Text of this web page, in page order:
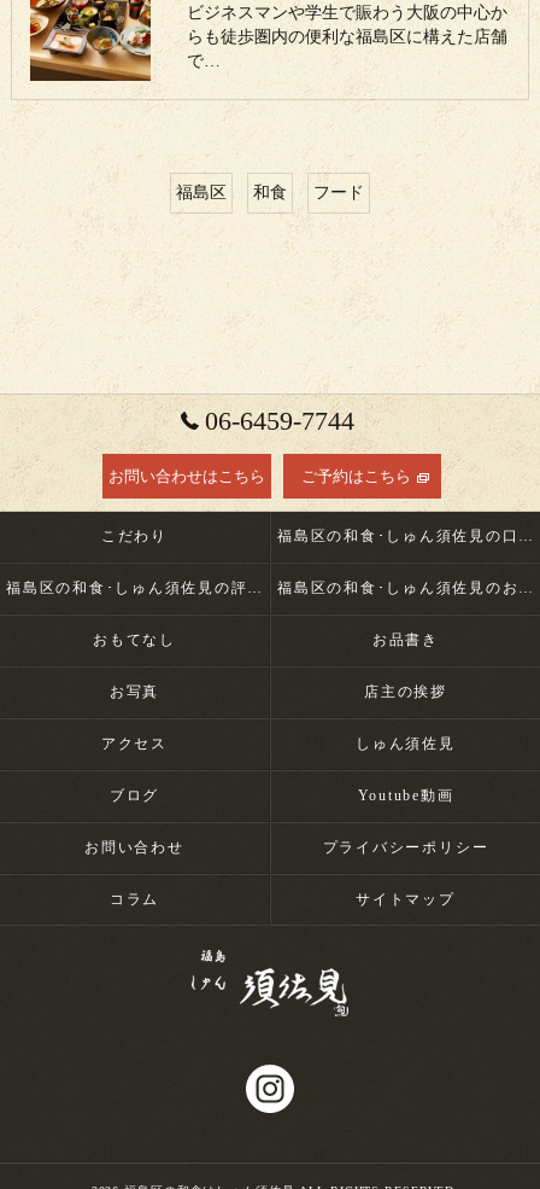
ビジネスマンや学生で賑わう大阪の中心か
らも徒歩圏内の便利な福島区に構えた店舗
で…
福島区 和食 フード
06-6459-7744
お問い合わせはこちら ご予約はこちら
こだわり 福島区の和食･しゅん須佐見の口コミ情報
福島区の和食･しゅん須佐見の評判 福島区の和食･しゅん須佐見のお客様の声
おもてなし お品書き
お写真 店主の挨拶
アクセス しゅん須佐見
ブログ Youtube動画
お問い合わせ プライバシーポリシー
コラム サイトマップ